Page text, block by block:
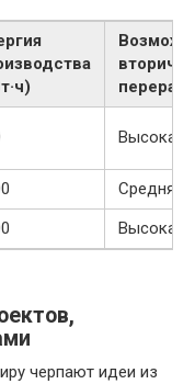
Высокая
Средняя
Высокая
черпают идеи из